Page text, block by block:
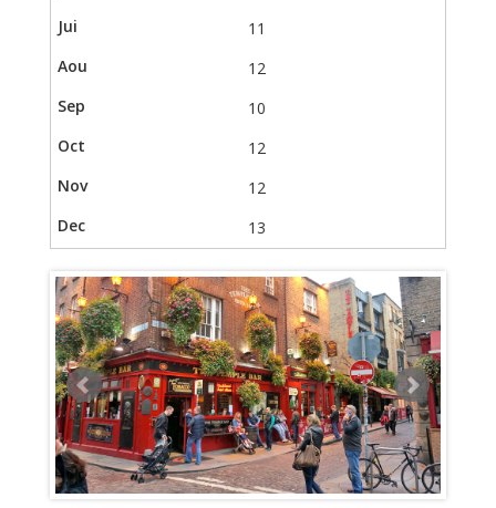
11
12
10
12
12
13